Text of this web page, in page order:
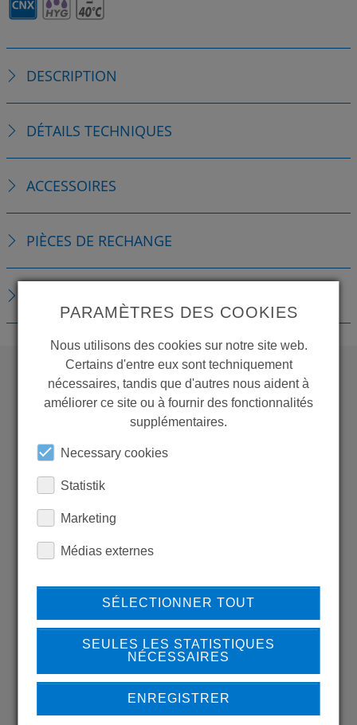
DESCRIPTION
DÉTAILS TECHNIQUES
ACCESSOIRES
PIÈCES DE RECHANGE
WANT TO SEE
MORE PRODUCTS?
LEARN MORE ABOUT
OUR REFERENCES
PARAMÈTRES DES COOKIES
Nous utilisons des cookies sur notre site web.
Certains d'entre eux sont techniquement
nécessaires, tandis que d'autres nous aident à
améliorer ce site ou à fournir des fonctionnalités
supplémentaires.
Necessary cookies
Statistik
Marketing
Médias externes
SÉLECTIONNER TOUT
SEULES LES STATISTIQUES
NÉCESSAIRES
ENREGISTRER